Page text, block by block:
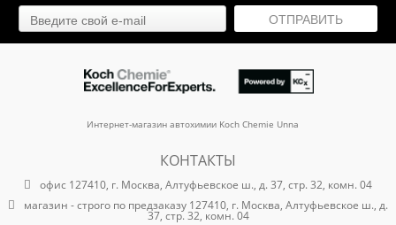
ОТПРАВИТЬ
Интернет-магазин автохимии Koch Chemie Unna
КОНТАКТЫ
офис 127410, г. Москва, Алтуфьевское ш., д. 37, стр. 32, комн. 04
магазин - строго по предзаказу 127410, г. Москва, Алтуфьевское ш., д.
37, стр. 32, комн. 04